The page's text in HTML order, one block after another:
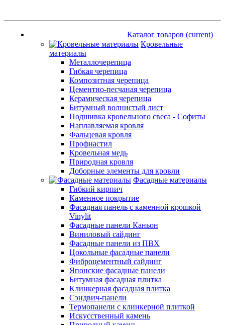
Каталог товаров (current)
Кровельные
материалы
Металлочерепица
Гибкая черепица
Композитная черепица
Цементно-песчаная черепица
Керамическая черепица
Битумный волнистый лист
Подшивка кровельного свеса - Софиты
Наплавляемая кровля
Фальцевая кровля
Профнастил
Кровельная медь
Природная кровля
Доборные элементы для кровли
Фасадные материалы
Гибкий кирпич
Каменное покрытие
Фасадная панель с каменной крошкой
Vinylit
Фасадные панели Каньон
Виниловый сайдинг
Фасадные панели из ПВХ
Цокольные фасадные панели
Фиброцементный сайдинг
Японские фасадные панели
Битумная фасадная плитка
Клинкерная фасадная плитка
Сэндвич-панели
Термопанели с клинкерной плиткой
Искусственный камень